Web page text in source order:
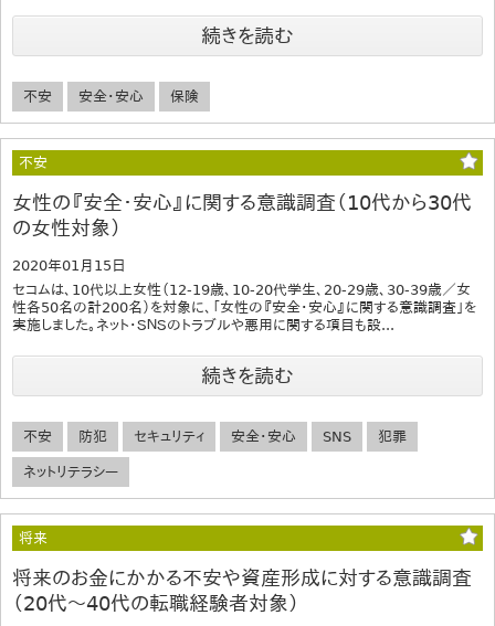
続きを読む
不安 安全・安心 保険
不安
女性の『安全・安心』に関する意識調査（10代から30代
の女性対象）
2020年01月15日
セコムは、10代以上女性（12-19歳、10-20代学生、20-29歳、30-39歳／女
性各50名の計200名）を対象に、「女性の『安全・安心』に関する意識調査」を
実施しました。ネット・ＳＮＳのトラブルや悪用に関する項目も設...
続きを読む
不安 防犯 セキュリティ 安全・安心 SNS 犯罪
ネットリテラシー
将来
将来のお金にかかる不安や資産形成に対する意識調査
（20代～40代の転職経験者対象）